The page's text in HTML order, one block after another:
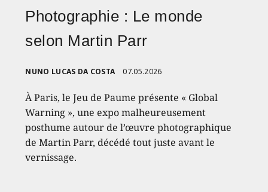
Photographie : Le monde
selon Martin Parr
NUNO LUCAS DA COSTA 07.05.2026
À Paris, le Jeu de Paume présente « Global
Warning », une expo malheureusement
posthume autour de l’œuvre photographique
de Martin Parr, décédé tout juste avant le
vernissage.